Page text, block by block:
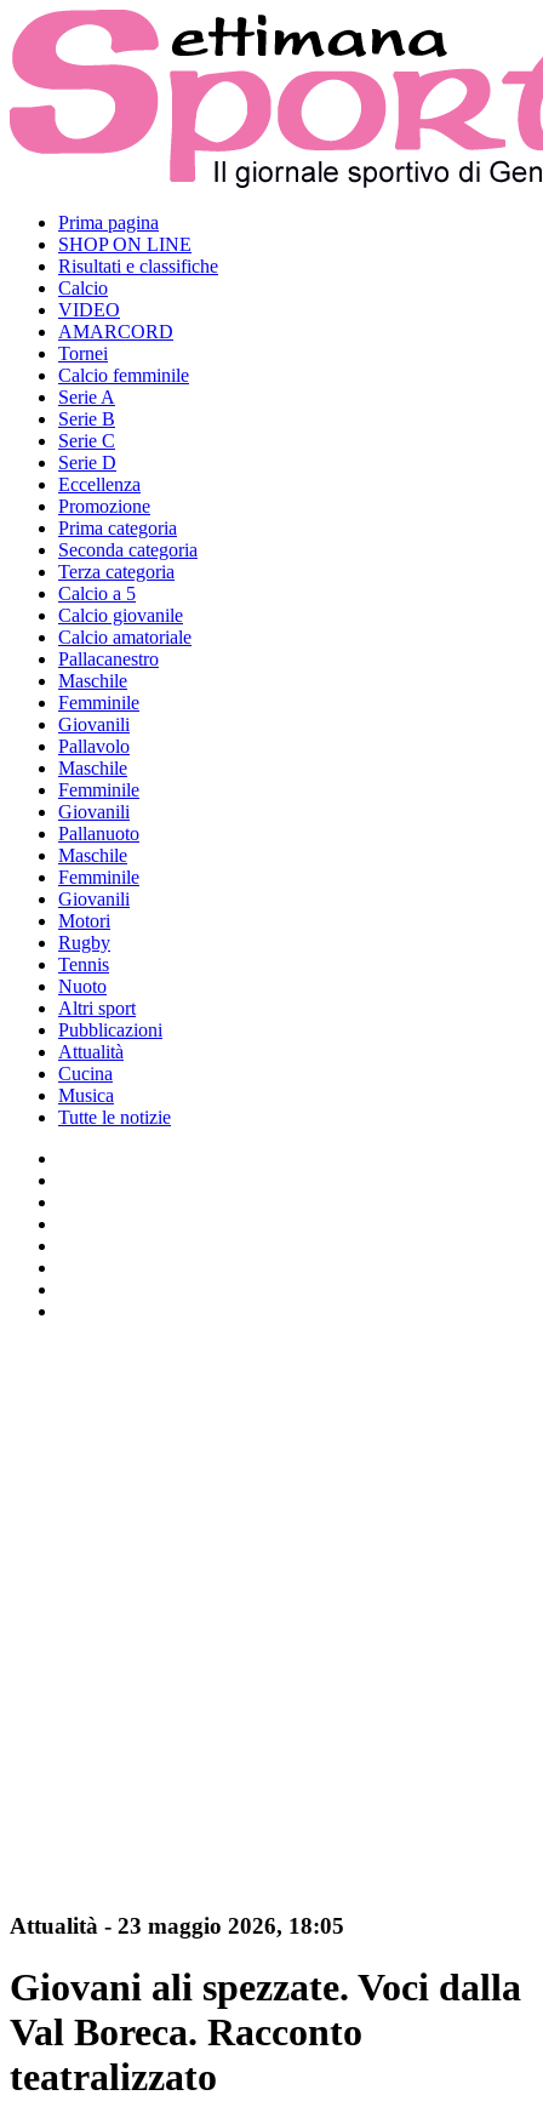
Prima pagina
SHOP ON LINE
Risultati e classifiche
Calcio
VIDEO
AMARCORD
Tornei
Calcio femminile
Serie A
Serie B
Serie C
Serie D
Eccellenza
Promozione
Prima categoria
Seconda categoria
Terza categoria
Calcio a 5
Calcio giovanile
Calcio amatoriale
Pallacanestro
Maschile
Femminile
Giovanili
Pallavolo
Maschile
Femminile
Giovanili
Pallanuoto
Maschile
Femminile
Giovanili
Motori
Rugby
Tennis
Nuoto
Altri sport
Pubblicazioni
Attualità
Cucina
Musica
Tutte le notizie
Attualità - 23 maggio 2026, 18:05
Giovani ali spezzate. Voci dalla
Val Boreca. Racconto
teatralizzato